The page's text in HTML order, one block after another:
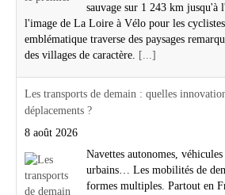
sauvage sur 1 243 km jusqu'à
l'image de La Loire à Vélo pour les
emblématique traverse des paysages
des villages de caractère. [...]
Les transports de demain : quelles
déplacements ?
8 août 2026
Navettes autonomes,
urbains… Les mobilités de
formes multiples. Partout en